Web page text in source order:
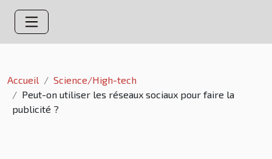
Accueil
Science/High-tech
Peut-on utiliser les réseaux sociaux pour faire la
publicité ?